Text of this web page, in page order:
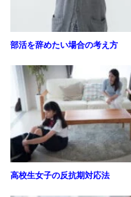
部活を辞めたい場合の考え方
高校生女子の反抗期対応法